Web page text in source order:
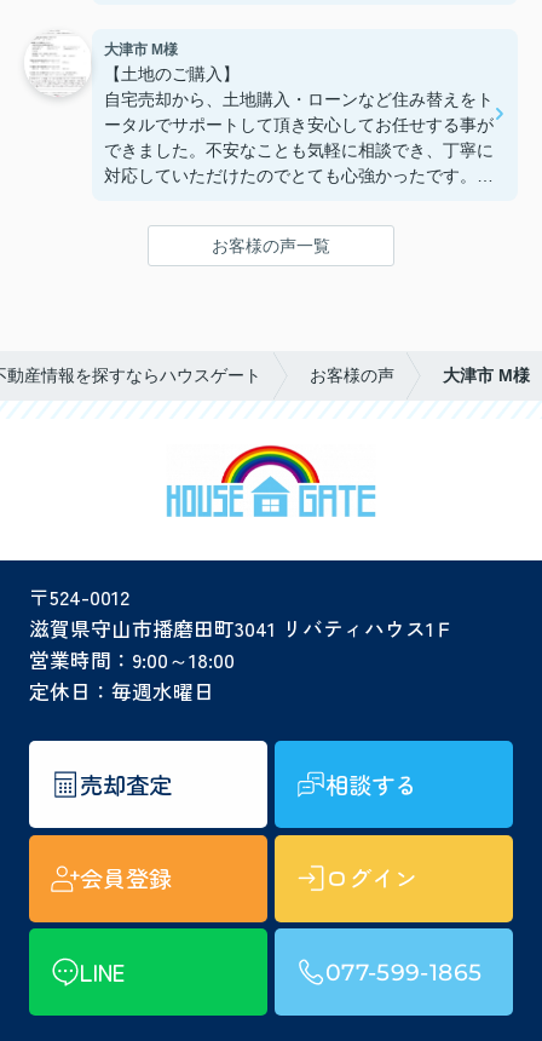
大津市 M様
【土地のご購入】
自宅売却から、土地購入・ローンなど住み替えをト
ータルでサポートして頂き安心してお任せする事が
できました。不安なことも気軽に相談でき、丁寧に
対応していただけたのでとても心強かったです。お
できました。担当して頂けて本当に良かったです。
ありがとうございました。
お客様の声一覧
動産情報を探すならハウスゲート お客様の声 大津市 M様
〒524-0012
滋賀県守山市播磨田町3041 リバティハウス1Ｆ
営業時間：9:00～18:00
定休日：毎週水曜日
売却査定 相談する
会員登録 ログイン
LINE 077-599-1865